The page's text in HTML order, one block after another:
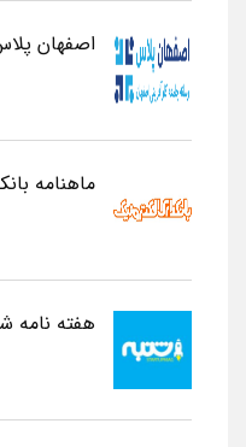
اصفهان
ماهنامه
هفته نامه